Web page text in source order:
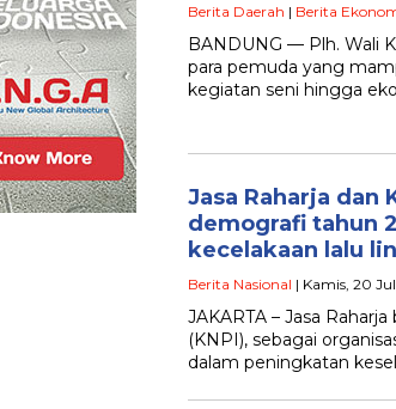
Berita Daerah | Berita
BANDUNG — Plh. Wali
para pemuda yang
kegiatan seni hingga
Jasa Raharja dan
demografi tahun
kecelakaan lalu
Berita Nasional | Kamis, 20
JAKARTA – Jasa
(KNPI), sebagai
dalam peningkatan